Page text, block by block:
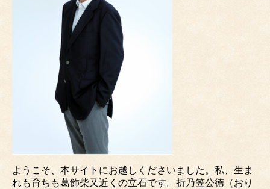
ようこそ、本サイトにお越しくださいました。私、生ま
れも育ちも葛飾柴又近くの立石です。折乃笠公徳（おり